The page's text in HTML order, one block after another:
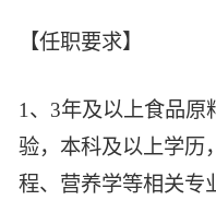
【任职要求】
1、3年及以上食品原
验，本科及以上学历
程、营养学等相关专